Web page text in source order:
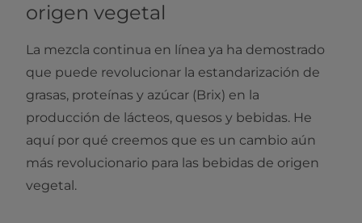
origen vegetal
La mezcla continua en línea ya ha demostrado
que puede revolucionar la estandarización de
grasas, proteínas y azúcar (Brix) en la
producción de lácteos, quesos y bebidas. He
aquí por qué creemos que es un cambio aún
más revolucionario para las bebidas de origen
vegetal.